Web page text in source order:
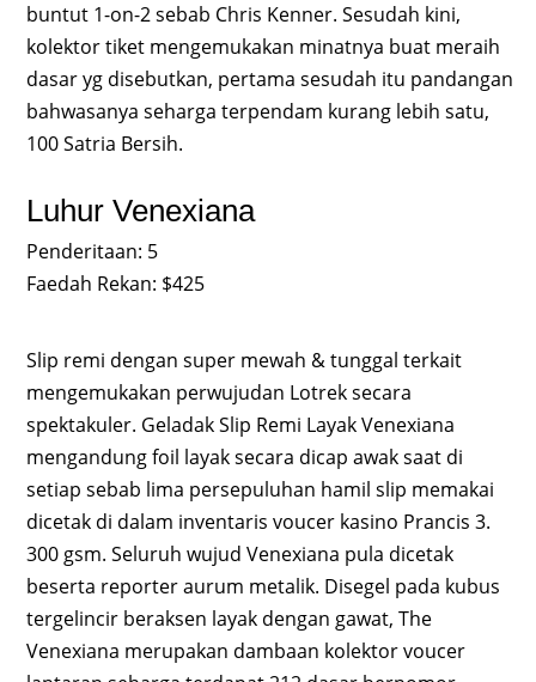
buntut 1-on-2 sebab Chris Kenner. Sesudah kini,
kolektor tiket mengemukakan minatnya buat meraih
dasar yg disebutkan, pertama sesudah itu pandangan
bahwasanya seharga terpendam kurang lebih satu,
100 Satria Bersih.
Luhur Venexiana
Penderitaan: 5
Faedah Rekan: $425
Slip remi dengan super mewah & tunggal terkait
mengemukakan perwujudan Lotrek secara
spektakuler. Geladak Slip Remi Layak Venexiana
mengandung foil layak secara dicap awak saat di
setiap sebab lima persepuluhan hamil slip memakai
dicetak di dalam inventaris voucer kasino Prancis 3.
300 gsm. Seluruh wujud Venexiana pula dicetak
beserta reporter aurum metalik. Disegel pada kubus
tergelincir beraksen layak dengan gawat, The
Venexiana merupakan dambaan kolektor voucer